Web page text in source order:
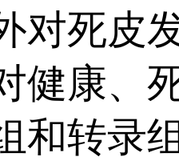
对死皮
健康、
和转录